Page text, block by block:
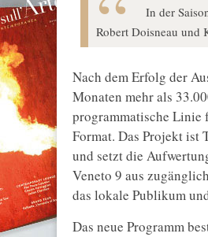
In der
Robert Doisneau und
Nach dem Erfolg der
Monaten mehr als
programmatische Linie
Format. Das Projekt ist
und setzt die
Veneto 9 aus
das lokale Publikum
Das neue Programm